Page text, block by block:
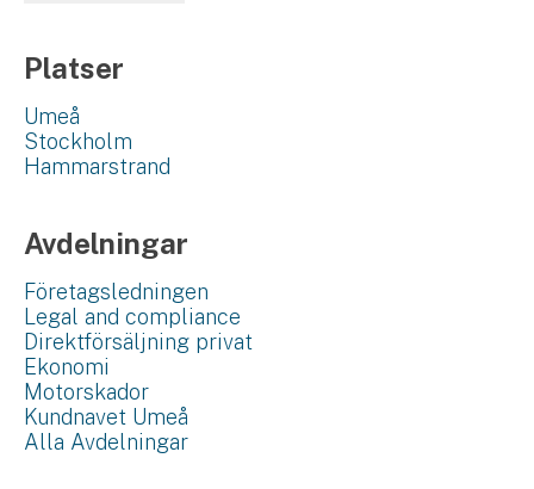
Platser
Umeå
Stockholm
Hammarstrand
Avdelningar
Företagsledningen
Legal and compliance
Direktförsäljning privat
Ekonomi
Motorskador
Kundnavet Umeå
Alla Avdelningar